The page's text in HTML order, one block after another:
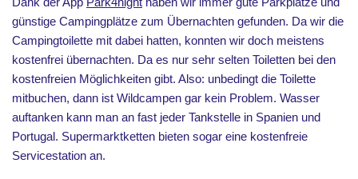
günstige Campingplätze zum Übernachten gefunden. Da wir die
Campingtoilette mit dabei hatten, konnten wir doch meistens
kostenfrei übernachten. Da es nur sehr selten Toiletten bei den
kostenfreien Möglichkeiten gibt. Also: unbedingt die Toilette
mitbuchen, dann ist Wildcampen gar kein Problem. Wasser
auftanken kann man an fast jeder Tankstelle in Spanien und
Portugal. Supermarktketten bieten sogar eine kostenfreie
Servicestation an.